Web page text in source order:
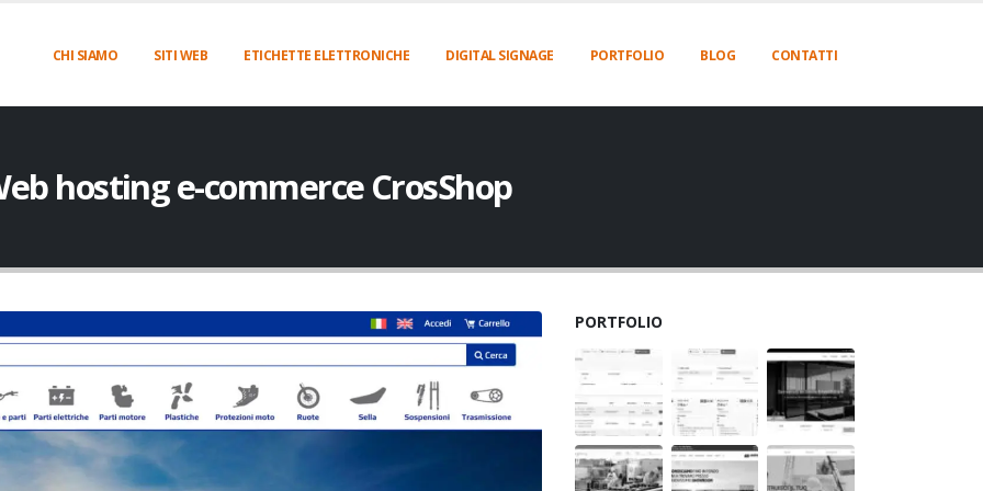
CHI SIAMO SITI WEB ETICHETTE ELETTRONICHE DIGITAL SIGNAGE PORTFOLIO BLOG CONTATTI
hosting e-commerce CrosShop
PORTFOLIO